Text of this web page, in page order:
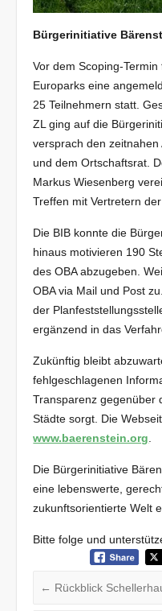
Bürgerinitiative
Vor dem Scoping-
Europarks eine
25 Teilnehmern statt.
ZL ging auf die
versprach den
und dem Ortschaftsrat.
Markus Wiesenberg
Treffen mit Vertretern der
Die BIB konnte die
hinaus motivieren 190
des OBA abzugeben.
OBA via Mail und Post
der
ergänzend in das
Zukünftig bleibt
fehlgeschlagenen
Transparenz gegenüber
Städte sorgt. Die
www.baerenstein.org
Die Bürgerinitiative
eine lebenswerte,
zukunftsorientierte Welt
Bitte folge und
← Rückblick